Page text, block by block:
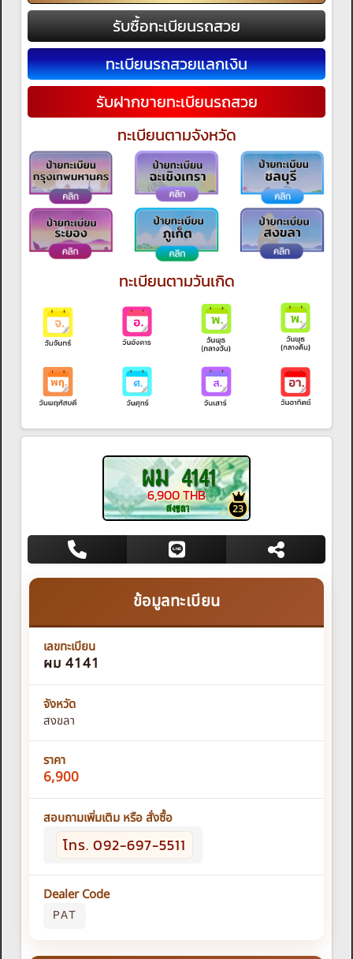
รับซื้อทะเบียนรถสวย
ทะเบียนรถสวยแลกเงิน
รับฝากขายทะเบียนรถสวย
ทะเบียนตามจังหวัด
ทะเบียนตามวันเกิด
ผม 4141
23
6,900 THB
สงขลา
ข้อมูลทะเบียน
เลขทะเบียน
ผม 4141
จังหวัด
สงขลา
ราคา
6,900
สอบถามเพิ่มเติม หรือ สั่งซื้อ
โทร. 092-697-5511
Dealer Code
PAT